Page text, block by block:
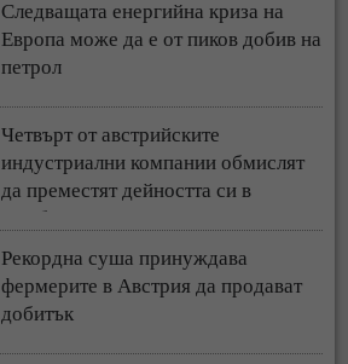
Следващата енергийна криза на
Европа може да е от пиков добив на
петрол
Четвърт от австрийските
индустриални компании обмислят
да преместят дейността си в
чужбина
Рекордна суша принуждава
фермерите в Австрия да продават
добитък